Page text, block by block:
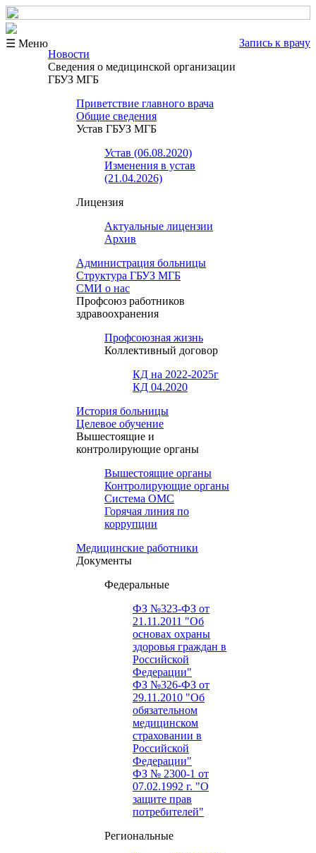
☰ Меню
Запись к врачу
Новости
Сведения о медицинской организации
ГБУЗ МГБ
Приветствие главного врача
Общие сведения
Устав ГБУЗ МГБ
Устав (06.08.2020)
Изменения в устав
(21.04.2026)
Лицензия
Актуальные лицензии
Архив
Администрация больницы
Структура ГБУЗ МГБ
СМИ о нас
Профсоюз работников
здравоохранения
Профсоюзная жизнь
Коллективный договор
КД на 2022-2025г
КД 04.2020
История больницы
Целевое обучение
Вышестоящие и
контролирующие органы
Вышестоящие органы
Контролирующие органы
Система ОМС
Горячая линия по
коррупции
Медицинские работники
Документы
Федеральные
ФЗ №323-ФЗ от
21.11.2011 "Об
основах охраны
здоровья граждан в
Российской
Федерации"
ФЗ №326-ФЗ от
29.11.2010 "Об
обязательном
медицинском
страховании в
Российской
Федерации"
ФЗ № 2300-1 от
07.02.1992 г. "О
защите прав
потребителей"
Региональные